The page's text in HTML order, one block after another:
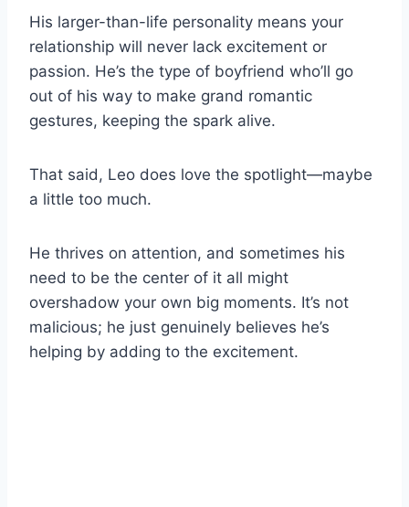
His larger-than-life personality means your
relationship will never lack excitement or
passion. He’s the type of boyfriend who’ll go
out of his way to make grand romantic
gestures, keeping the spark alive.
That said, Leo does love the spotlight—maybe
a little too much.
He thrives on attention, and sometimes his
need to be the center of it all might
overshadow your own big moments. It’s not
malicious; he just genuinely believes he’s
helping by adding to the excitement.